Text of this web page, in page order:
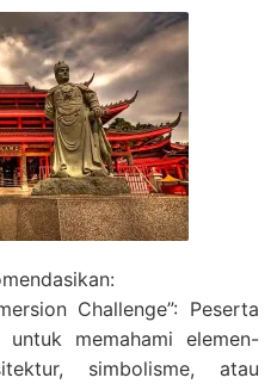
Challenge”: Peserta
memahami elemen-
simbolisme, atau